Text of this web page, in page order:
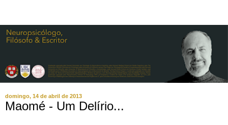
domingo, 14 de abril de 2013
Maomé - Um Delírio...